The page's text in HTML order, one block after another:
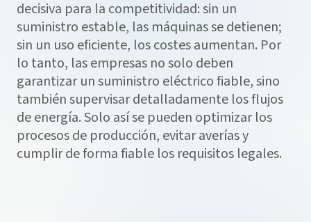
decisiva para la competitividad: sin un
suministro estable, las máquinas se detienen;
sin un uso eficiente, los costes aumentan. Por
lo tanto, las empresas no solo deben
garantizar un suministro eléctrico fiable, sino
también supervisar detalladamente los flujos
de energía. Solo así se pueden optimizar los
procesos de producción, evitar averías y
cumplir de forma fiable los requisitos legales.